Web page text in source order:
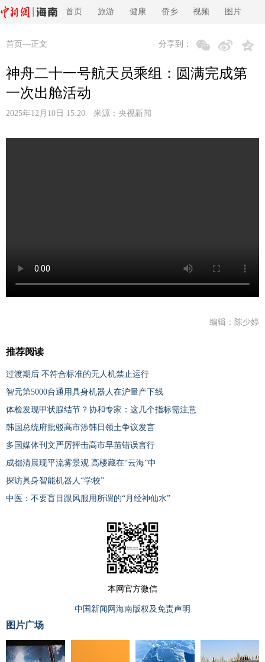
首页 旅游 健康 侨乡 视频 图片
首页 —正文 分享到：
神舟二十一号航天员乘组：圆满完成第
一次出舱活动
2025年12月10日 15:20 来源： 央视新闻
编辑：陈少婷
推荐阅读
过渡期后 不符合标准的无人机禁止运行
智元第5000台通用具身机器人在沪量产下线
体检发现甲状腺结节？协和专家：这几个指标需注意
韩国总统府批驳高市涉韩日领土争议发言
多国媒体刊文严厉抨击高市早苗错误言行
成都清晨现平流雾景观 高楼藏在“云海”中
探访具身智能机器人“学校”
中医：不要盲目跟风服用所谓的“月经神仙水”
本网官方微信
中国新闻网海南版权及免责声明
图片广场